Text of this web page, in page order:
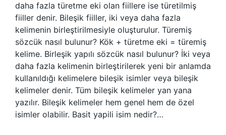
daha fazla türetme eki olan fiillere ise türetilmiş
fiiller denir. Bileşik fiiller, iki veya daha fazla
kelimenin birleştirilmesiyle oluşturulur. Türemiş
sözcük nasıl bulunur? Kök + türetme eki = türemiş
kelime. Birleşik yapılı sözcük nasıl bulunur? İki veya
daha fazla kelimenin birleştirilerek yeni bir anlamda
kullanıldığı kelimelere bileşik isimler veya bileşik
kelimeler denir. Tüm bileşik kelimeler yan yana
yazılır. Bileşik kelimeler hem genel hem de özel
isimler olabilir. Basit yapili isim nedir?…